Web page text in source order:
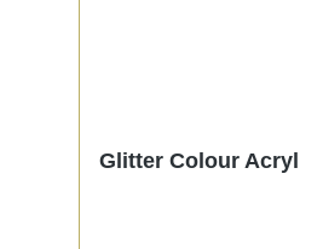
Glitter Colour Acryl